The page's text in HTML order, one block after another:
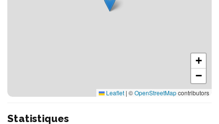
+
−
Leaflet | ©OpenStreetMapcontributors
Statistiques